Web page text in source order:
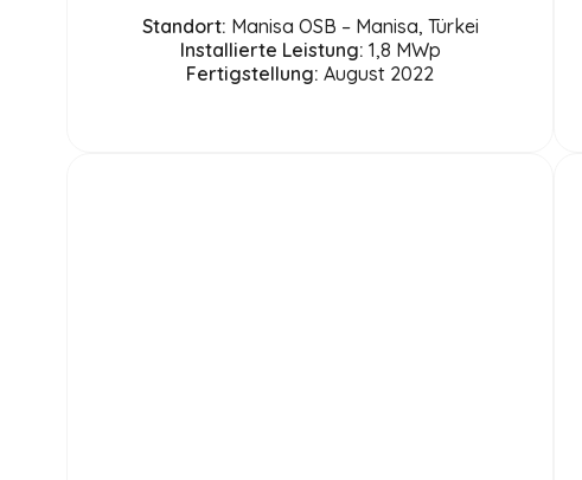
Standort: Manisa OSB – Manisa, Türkei
Installierte Leistung: 1,8 MWp
Fertigstellung: August 2022